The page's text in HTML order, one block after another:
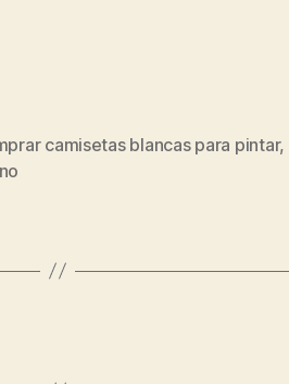
camisetas blancas para pintar,